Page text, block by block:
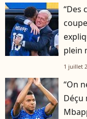
“Des
plein
1 juillet
“On
Déçu